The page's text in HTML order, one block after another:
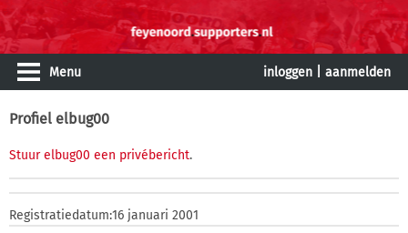
Menu inloggen aanmelden
Profiel elbug00
Stuur elbug00 een privébericht.
Registratiedatum:16 januari 2001